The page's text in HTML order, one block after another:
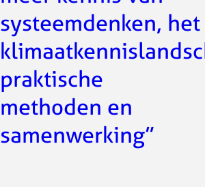
systeemdenken, het
praktische
methoden en
samenwerking”